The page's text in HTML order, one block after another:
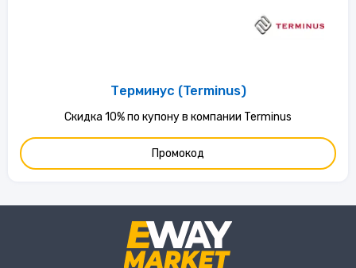
Терминус (Terminus)
Скидка 10% по купону в компании Terminus
Промокод